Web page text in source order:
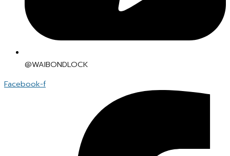
@WAIBONDLOCK
Facebook-f